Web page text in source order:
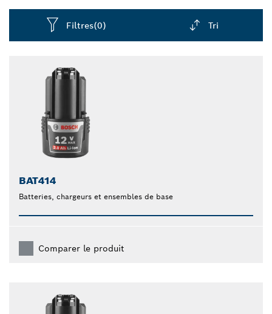
Filtres(0) Tri
BAT414
Batteries, chargeurs et ensembles de base
Comparer le produit